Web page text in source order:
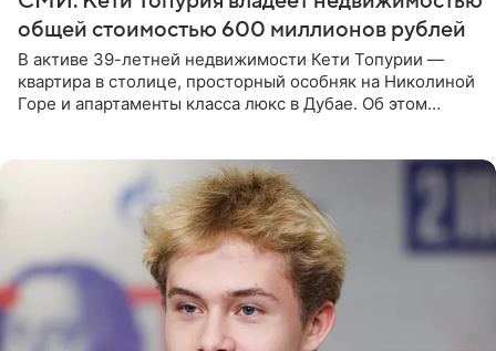
общей стоимостью 600 миллионов рублей
В активе 39-летней недвижимости Кети Топурии —
квартира в столице, просторный особняк на Николиной
Горе и апартаменты класса люкс в Дубае. Об этом